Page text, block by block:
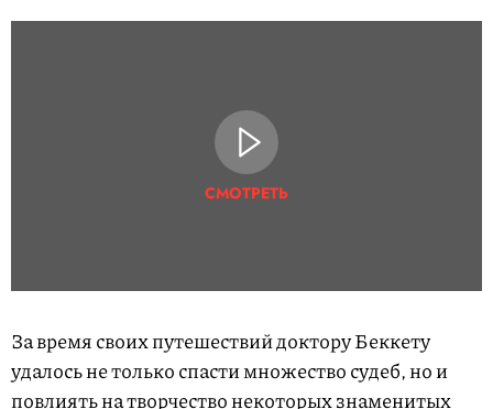
СМОТРЕТЬ
За время своих путешествий доктору Беккету
удалось не только спасти множество судеб, но и
повлиять на творчество некоторых знаменитых